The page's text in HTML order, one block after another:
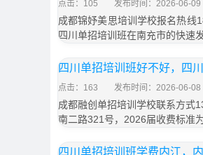
点击：105 发布时间：2026-06-09
成都锦妤美思培训学校报名热线
四川单招培训班在南充市的快速
四川单招培训班好不好，四
点击：163 发布时间：2026-06-08
成都融创单招培训学校联系方式
南二路321号，2026届收费标准
四川单招培训班学费内江，